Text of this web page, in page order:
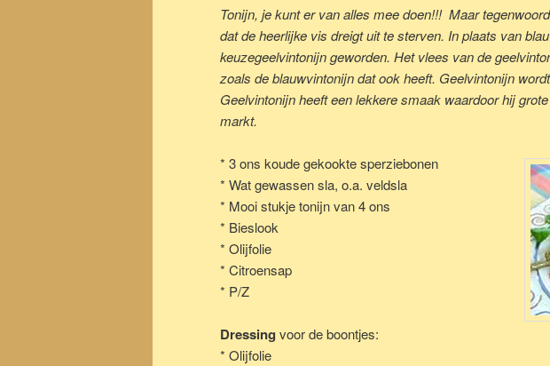
primaire
inhoud
secundaire
inhoud
Tonijn, je kunt er van alles mee doen!!! Maar
dat de heerlijke vis dreigt uit te sterven. In plaats van
keuzegeelvintonijn geworden. Het vlees van de
zoals de blauwvintonijn dat ook heeft. Geelvintonijn
Geelvintonijn heeft een lekkere smaak waardoor hij
markt.
* 3 ons koude gekookte sperziebonen
* Wat gewassen sla, o.a. veldsla
* Mooi stukje tonijn van 4 ons
* Bieslook
* Olijfolie
* Citroensap
* P/Z
Dressing voor de boontjes:
* Olijfolie